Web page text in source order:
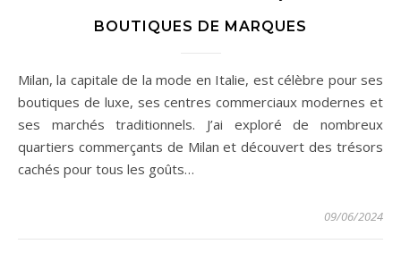
BOUTIQUES DE MARQUES
Milan, la capitale de la mode en Italie, est célèbre pour ses
boutiques de luxe, ses centres commerciaux modernes et
ses marchés traditionnels. J’ai exploré de nombreux
quartiers commerçants de Milan et découvert des trésors
cachés pour tous les goûts…
09/06/2024